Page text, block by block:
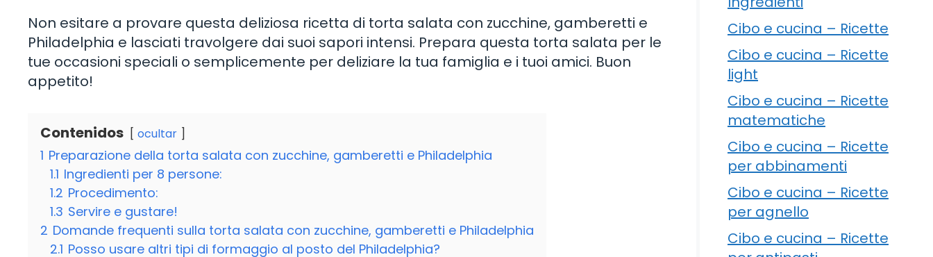
Non esitare a provare questa deliziosa ricetta di torta salata con zucchine, gamberetti e
Philadelphia e lasciati travolgere dai suoi sapori intensi. Prepara questa torta salata per le
tue occasioni speciali o semplicemente per deliziare la tua famiglia e i tuoi amici. Buon
appetito!
Contenidos ocultar
1 Preparazione della torta salata con zucchine, gamberetti e Philadelphia
1.1 Ingredienti per 8 persone:
1.2 Procedimento:
1.3 Servire e gustare!
2 Domande frequenti sulla torta salata con zucchine, gamberetti e Philadelphia
2.1 Posso usare altri tipi di formaggio al posto del Philadelphia?
Cibo e cucina – Ricette
Cibo e cucina – Ricette
light
Cibo e cucina – Ricette
matematiche
Cibo e cucina – Ricette
per abbinamenti
Cibo e cucina – Ricette
per agnello
Cibo e cucina – Ricette